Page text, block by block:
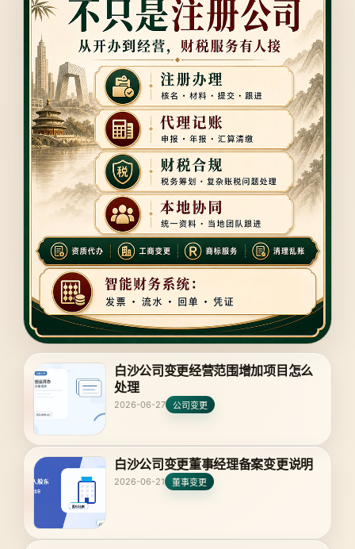
白沙公司变更经营范围增加项目怎么
处理
2026-06-27 公司变更
白沙公司变更董事经理备案变更说明
2026-06-21 董事变更